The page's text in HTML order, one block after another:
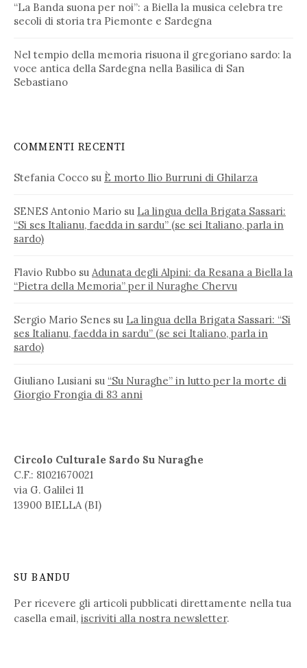
“La Banda suona per noi”: a Biella la musica celebra tre
secoli di storia tra Piemonte e Sardegna
Nel tempio della memoria risuona il gregoriano sardo: la
voce antica della Sardegna nella Basilica di San
Sebastiano
COMMENTI RECENTI
Stefania Cocco su È morto Ilio Burruni di Ghilarza
SENES Antonio Mario su La lingua della Brigata Sassari:
“Si ses Italianu, faedda in sardu” (se sei Italiano, parla in
sardo)
Flavio Rubbo su Adunata degli Alpini: da Resana a Biella la
“Pietra della Memoria” per il Nuraghe Chervu
Sergio Mario Senes su La lingua della Brigata Sassari: “Si
ses Italianu, faedda in sardu” (se sei Italiano, parla in
sardo)
Giuliano Lusiani su “Su Nuraghe” in lutto per la morte di
Giorgio Frongia di 83 anni
Circolo Culturale Sardo Su Nuraghe
C.F.: 81021670021
via G. Galilei 11
13900 BIELLA (BI)
SU BANDU
Per ricevere gli articoli pubblicati direttamente nella tua
casella email, iscriviti alla nostra newsletter.